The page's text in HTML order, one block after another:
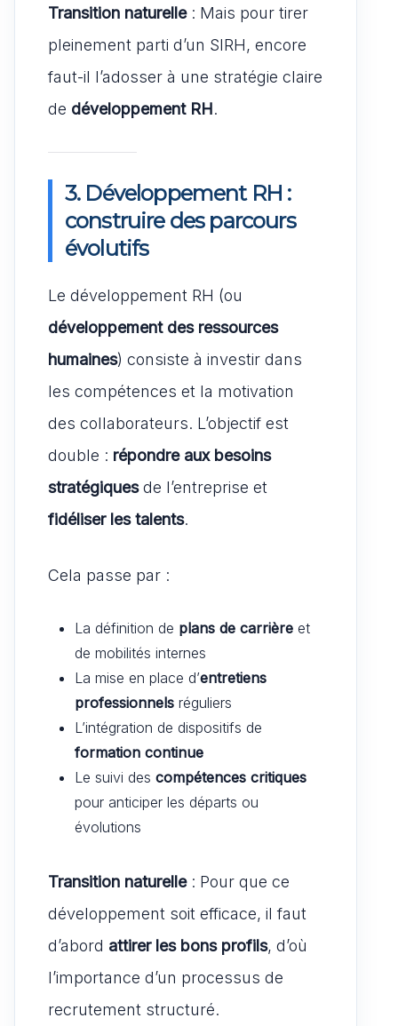
Transition naturelle: Mais pour tirer
pleinement parti d’un SIRH, encore
faut-il l’adosser à une stratégie claire
de développement RH.
3. Développement RH :
construire des parcours
évolutifs
Le développement RH (ou
développement des ressources
humaines) consiste à investir dans
les compétences et la motivation
des collaborateurs. L’objectif est
double : répondre aux besoins
stratégiquesde l’entreprise et
fidéliser les talents.
Cela passe par :
La définition de plans de carrière et
de mobilités internes
La mise en place d’entretiens
professionnels réguliers
L’intégration de dispositifs de
formation continue
Le suivi des compétences critiques
pour anticiper les départs ou
évolutions
Transition naturelle: Pour que ce
développement soit efficace, il faut
d’abord attirer les bons profils, d’où
l’importance d’un processus de
recrutement structuré.